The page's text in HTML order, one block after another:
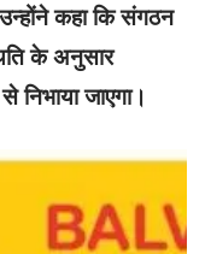
कहा कि संगठन
के अनुसार
से निभाया जाएगा।